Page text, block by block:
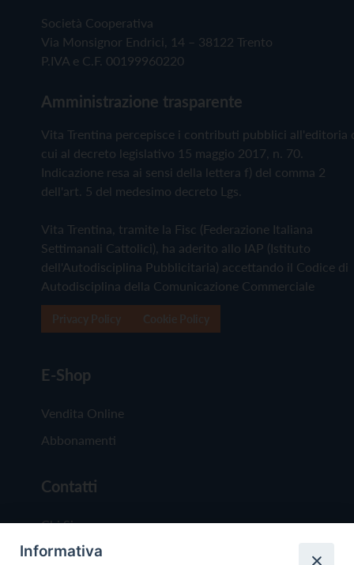
Società Cooperativa
Via Monsignor Endrici, 14 – 38122 Trento
P.IVA e C.F. 00199960220
Amministrazione trasparente
Vita Trentina percepisce i contributi pubblici all'editoria
cui al decreto legislativo 15 maggio 2017, n. 70.
Indicazione resa ai sensi della lettera f) del comma 2
dell'art. 5 del medesimo decreto Lgs.
Vita Trentina, tramite la Fisc (Federazione Italiana
Settimanali Cattolici), ha aderito allo IAP (Istituto
dell'Autodisciplina Pubblicitaria) accettando il Codice di
Autodisciplina della Comunicazione Commerciale
E-Shop
Vendita Online
Abbonamenti
Contatti
Chi Siamo
Redazione
Informativa